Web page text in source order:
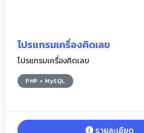
โปรแกรมเครื่องคิดเลข
โปรแกรมเครื่องคิดเลข
PHP + MySQL
รายละเอียด